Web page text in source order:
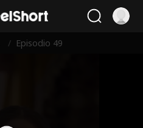
/ Episodio 49